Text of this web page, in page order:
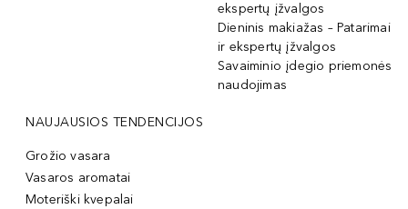
ekspertų įžvalgos
Dieninis makiažas – Patarimai
ir ekspertų įžvalgos
Savaiminio įdegio priemonės
naudojimas
NAUJAUSIOS TENDENCIJOS
Grožio vasara
Vasaros aromatai
Moteriški kvepalai